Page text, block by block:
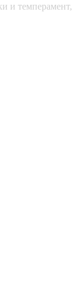
и темперамент,